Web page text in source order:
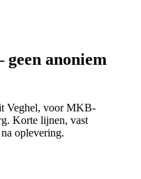
anoniem
Veghel, voor MKB-
Korte lijnen, vast
oplevering.